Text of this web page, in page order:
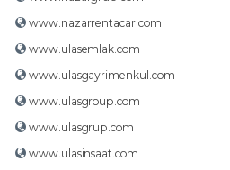
www.nazarrentacar.com
www.ulasemlak.com
www.ulasgayrimenkul.com
www.ulasgroup.com
www.ulasgrup.com
www.ulasinsaat.com